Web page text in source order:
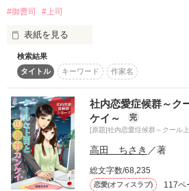
あらすじ
ジャンル
感想
ステータス 全て
作品の長さ 長編 中編
#御曹司
#上司
表紙を見る
「悪いけど、一歩も引く気はないよ」
人目を引く美人でもないし
スタイルだって、普通代表
【 THE・平凡なOLの私 】
検索結果
タイトル
キーワード 作家名
社内恋愛症候群～ク
ケイ～
完
[原題]社内恋愛症候群～クール
高田 ちさき ／著
総文字数/68,235
恋愛(オフィスラブ) 117ペ